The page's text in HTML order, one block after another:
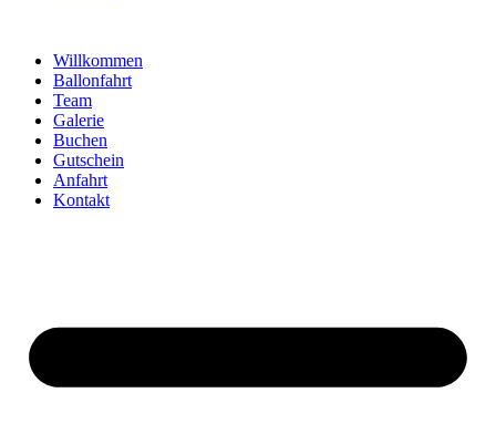
Willkommen
Ballonfahrt
Team
Galerie
Buchen
Gutschein
Anfahrt
Kontakt